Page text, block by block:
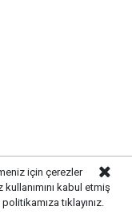
ardından
için çerezler
kabul etmiş
politikamıza tıklayınız.